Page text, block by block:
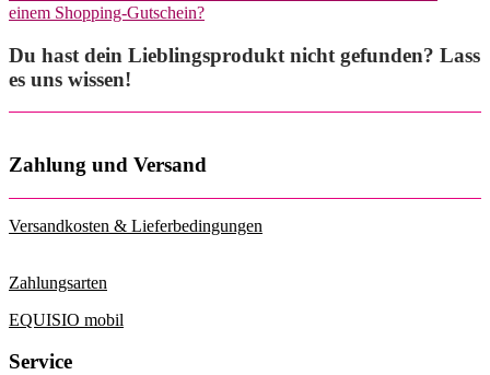
einem Shopping-Gutschein?
Du hast dein Lieblingsprodukt nicht gefunden? Lass
es uns wissen!
Zahlung und Versand
Versandkosten & Lieferbedingungen
Zahlungsarten
EQUISIO mobil
Service